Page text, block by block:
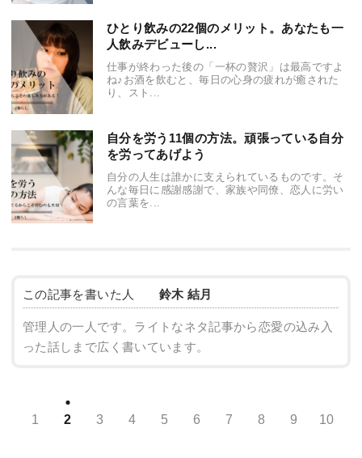
ひとり飲みの22個のメリット。あなたも一
人飲みデビューし...
仕事が終わった後の「一杯の贅沢」は最高ですよ
ね♪お酒を飲むと、毎日の心身の疲れが癒された
り、スト...
自分を労う11個の方法。頑張っている自分
を労ってあげよう
自分の人生は誰かに支えられているものです。そ
んな毎日に感謝感謝で、家族や同僚、恋人に労い
の言葉を...
この記事を書いた人 鈴木 結月
管理人の一人です。ライトなネタ記事から恋愛の込み入
った話しまで広く書いています。
1 2 3 4 5 6 7 8 9 10